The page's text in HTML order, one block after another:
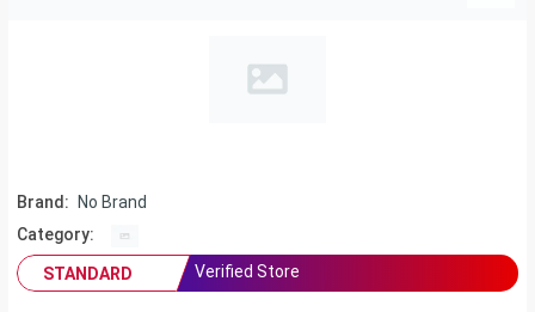
Brand:
No Brand
Category:
STANDARD
Verified Store